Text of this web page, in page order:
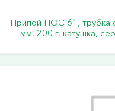
Припой ПОС 61, трубка
мм, 200 г, катушка,